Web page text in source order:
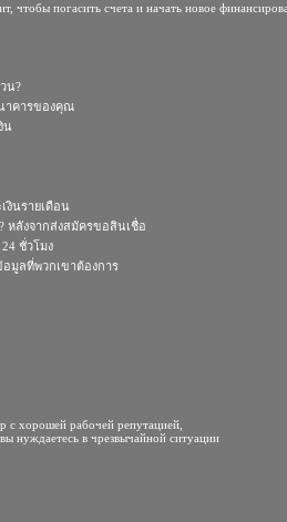
чтобы погасить счета и начать новое
น?
าคารของคุณ
น
งินรายเดือน
หลังจากส่งสมัครขอสินเชื่อ
ชั่วโมง
มูลที่พวกเขาต้องการ
с хорошей рабочей репутацией,
нуждаетесь в чрезвычайной ситуации